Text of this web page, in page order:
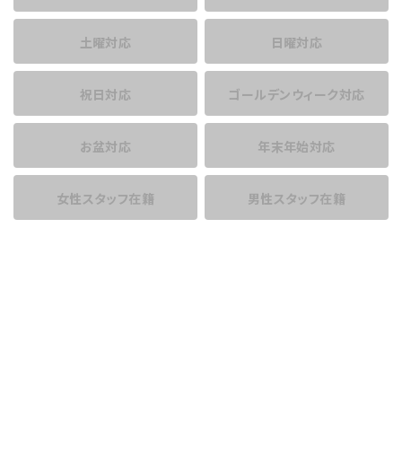
土曜対応 日曜対応
祝日対応 ゴールデンウィーク対応
お盆対応 年末年始対応
女性スタッフ在籍 男性スタッフ在籍